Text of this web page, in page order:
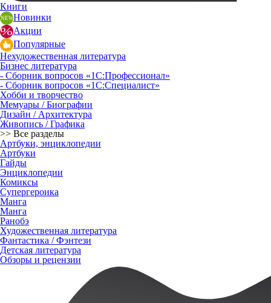
Книги
Новинки
Акции
Популярные
Нехудожественная литература
Бизнес литература
- Сборник вопросов «1С:Профессионал»
- Сборник вопросов «1С:Специалист»
Хобби и творчество
Мемуары / Биографии
Дизайн / Архитектура
Живопись / Графика
>> Все разделы
Артбуки, энциклопедии
Артбуки
Гайды
Энциклопедии
Комиксы
Супергероика
Манга
Манга
Ранобэ
Художественная литература
Фантастика / Фэнтези
Детская литература
Обзоры и рецензии